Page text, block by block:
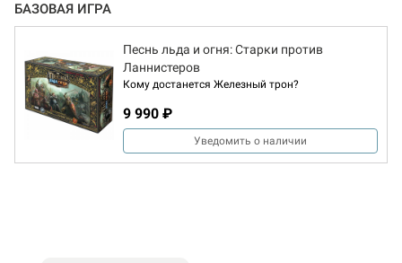
БАЗОВАЯ ИГРА
Песнь льда и огня: Старки против
Ланнистеров
Кому достанется Железный трон?
9 990 ₽
Уведомить о наличии